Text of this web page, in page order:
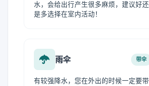
水，会给出行产生很多麻烦，建议好还
是多选择在室内活动！
雨伞 带伞
有较强降水，您在外出的时候一定要带